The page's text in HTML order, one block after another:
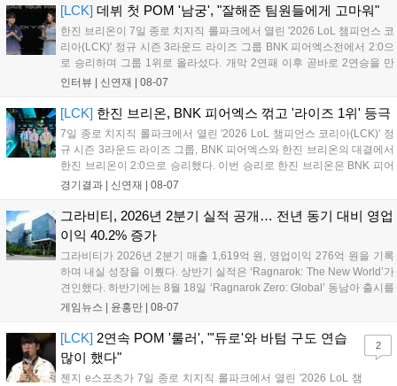
연 등 다채로운 일정이 준비되어 있다. 사전 예약은 조기 마감될
[LCK] 데뷔 첫 POM '남궁', "잘해준 팀원들에게 고마워"
한진 브리온이 7일 종로 치지직 롤파크에서 열린 '2026 LoL 챔피언스 코
리아(LCK)' 정규 시즌 3라운드 라이즈 그룹 BNK 피어엑스전에서 2:0으
로 승리하며 그룹 1위로 올라섰다. 개막 2연패 이후 곧바로 2연승을 만
들어내면서 이어질 4라운드에 대한 기대감을 올렸다. 다음은 이날 데뷔
인터뷰 | 신연재 | 08-07
[LCK] 한진 브리온, BNK 피어엑스 꺾고 '라이즈 1위' 등극
7일 종로 치지직 롤파크에서 열린 '2026 LoL 챔피언스 코리아(LCK)' 정
규 시즌 3라운드 라이즈 그룹, BNK 피어엑스와 한진 브리온의 대결에서
한진 브리온이 2:0으로 승리했다. 이번 승리로 한진 브리온은 BNK 피어
엑스를 제치고 라이즈 그룹 1위로 올라섰다. 1세트, 한진 브리온이 '로머'
경기결과 | 신연재 | 08-07
그라비티, 2026년 2분기 실적 공개… 전년 동기 대비 영업
이익 40.2% 증가
그라비티가 2026년 2분기 매출 1,619억 원, 영업이익 276억 원을 기록
하며 내실 성장을 이뤘다. 상반기 실적은 ‘Ragnarok: The New World’가
견인했다. 하반기에는 8월 18일 ‘Ragnarok Zero: Global’ 동남아 출시를
시작으로 9월 3일 ‘달려라 헤베레케 EX’, 9월 22일 ‘갈바테인’ 등 다양한
이’ 출시가 예정돼 있으며, 2027년에는 ‘Ragnarok 3’ 등 대작을 글로벌
출시할 계획이다. 그라비티는 조인트벤처 설립과 라그나로크 에코 시스
템 구축을 통해 신성장 동력을 확보할 방침이다....
게임뉴스 | 윤홍만 | 08-07
[LCK] 2연속 POM '룰러', "'듀로'와 바텀 구도 연습
많이 했다"
젠지 e스포츠가 7일 종로 치지직 롤파크에서 열린 '2026 LoL 챔
2